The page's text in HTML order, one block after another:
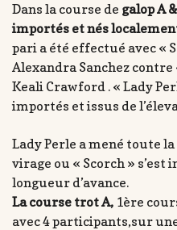
Dans la course de galop A
importés et nés
pari a été effectué avec «
Alexandra Sanchez
Keali Crawford . « Lady
importés et issus de
Lady Perle a mené toute
virage ou « Scorch » s’est
longueur d’avance.
La course trot A, 1ère
avec 4 participants,sur